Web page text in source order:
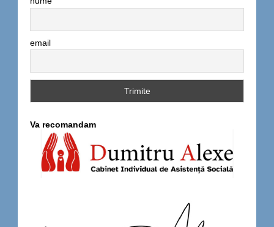
email
Va recomandam